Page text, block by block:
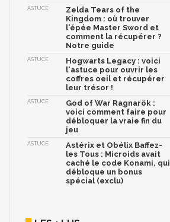
ASTUCE
Zelda Tears of the
Kingdom : où trouver
l'épée Master Sword et
comment la récupérer ?
Notre guide
ASTUCE
Hogwarts Legacy : voici
l'astuce pour ouvrir les
coffres oeil et récupérer
leur trésor !
ASTUCE
God of War Ragnarök :
voici comment faire pour
débloquer la vraie fin du
jeu
ASTUCE
Astérix et Obélix Baffez-
les Tous : Microids avait
caché le code Konami, qui
débloque un bonus
spécial (exclu)